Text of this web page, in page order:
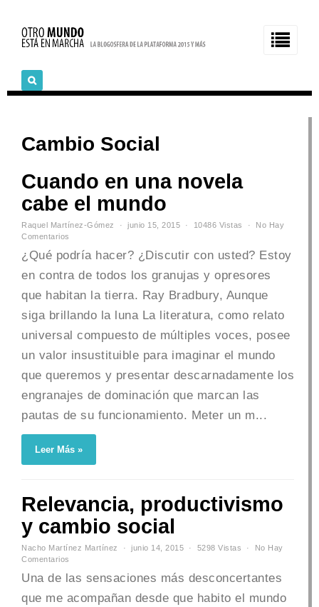
Cambio Social
Cuando en una novela
cabe el mundo
Raquel Martínez-Gómez junio 15, 2015 10486 Vistas
No Hay
Comentarios
¿Qué podría hacer? ¿Discutir con usted? Estoy
en contra de todos los granujas y opresores
que habitan la tierra. Ray Bradbury, Aunque
siga brillando la luna La literatura, como relato
universal compuesto de múltiples voces, posee
un valor insustituible para imaginar el mundo
que queremos y presentar descarnadamente los
engranajes de dominación que marcan las
pautas de su funcionamiento. Meter un m...
Leer Más »
Relevancia, productivismo
y cambio social
Nacho Martínez Martínez junio 14, 2015 5298 Vistas
No Hay
Comentarios
Una de las sensaciones más desconcertantes
que me acompañan desde que habito el mundo